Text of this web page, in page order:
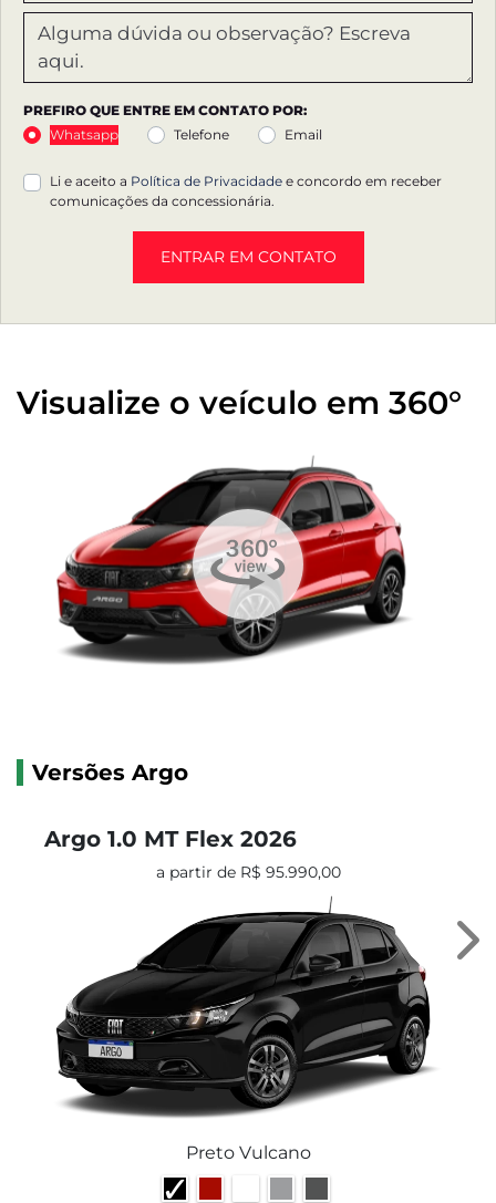
PREFIRO QUE ENTRE EM CONTATO POR:
Whatsapp
Telefone Email
Li e aceito a Política de Privacidade e concordo em receber
comunicações da concessionária.
ENTRAR EM CONTATO
Visualize o veículo em 360°
Versões Argo
Argo 1.0 MT Flex 2026
a partir de R$ 95.990,00
Preto Vulcano